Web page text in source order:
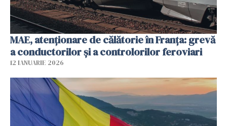
MAE, atenționare de călătorie în Franța: grevă
a conductorilor şi a controlorilor feroviari
12 IANUARIE 2026